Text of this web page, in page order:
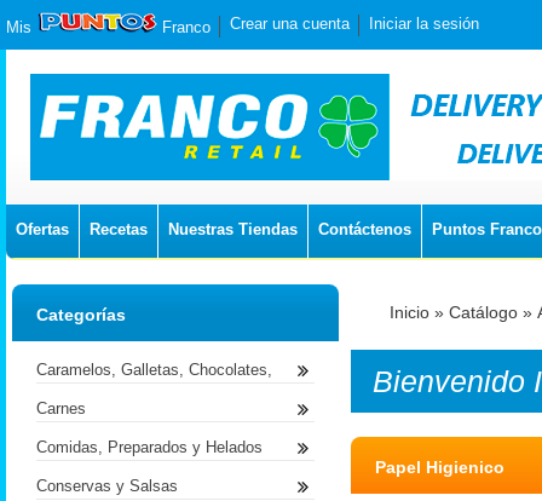
Mis Franco Crear una cuenta Iniciar la sesión
Ofertas Recetas Nuestras Tiendas Contáctenos Puntos Franco
Inicio » Catálogo »
Bienvenido
Papel Higienico
Categorías
Caramelos, Galletas, Chocolates,
Carnes
Comidas, Preparados y Helados
Conservas y Salsas